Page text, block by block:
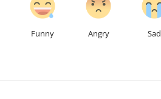
Funny Angry Sad